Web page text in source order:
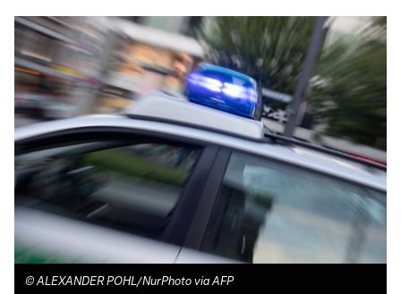
©ALEXANDER POHL/NurPhoto via AFP